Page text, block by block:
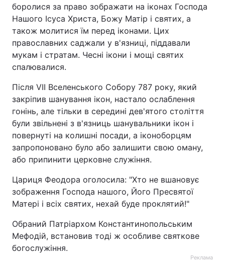
боролися за право зображати на іконах Господа
Нашого Ісуса Христа, Божу Матір і святих, а
також молитися їм перед іконами. Цих
православних саджали у в'язниці, піддавали
мукам і стратам. Чесні ікони і мощі святих
спалювалися.
Після VII Вселенського Собору 787 року, який
закріпив шанування ікон, настало ослаблення
гонінь, але тільки в середині дев'ятого століття
були звільнені з в'язниць шанувальники ікон і
повернуті на колишні посади, а іконоборцям
запропоновано було або залишити свою оману,
або припинити церковне служіння.
Цариця Феодора оголосила: "Хто не вшановує
зображення Господа нашого, Його Пресвятої
Матері і всіх святих, нехай буде проклятий!"
Обраний Патріархом Константинопольським
Мефодій, встановив тоді ж особливе святкове
богослужіння.
Реклама